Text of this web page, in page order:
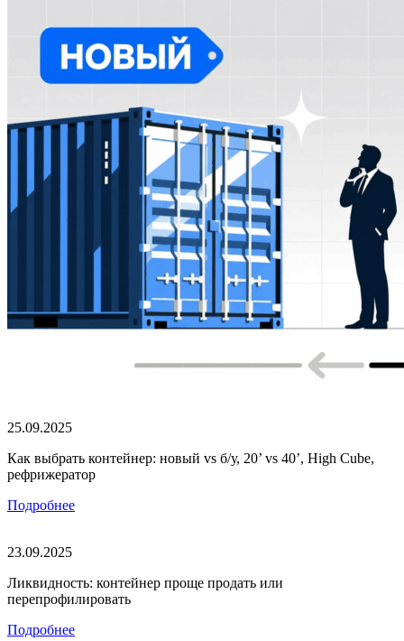
25.09.2025
Как выбрать контейнер: новый vs б/у, 20’ vs 40’, High Cube,
рефрижератор
Подробнее
23.09.2025
Ликвидность: контейнер проще продать или
перепрофилировать
Подробнее